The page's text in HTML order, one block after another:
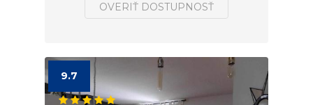
OVERIŤ DOSTUPNOSŤ
9.7